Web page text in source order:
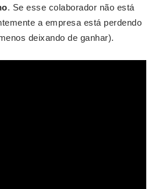
. Se esse colaborador não está
a empresa está perdendo
deixando de ganhar).